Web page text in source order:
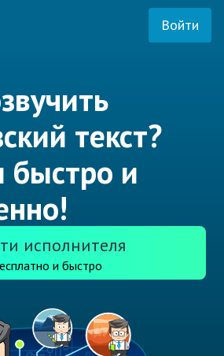
Войти
текст?
быстро и
исполнителя
и быстро